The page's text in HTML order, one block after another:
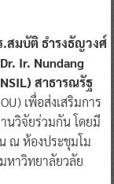
.สมบัติ ธำรงธัญวงศ์
Ir. Nundang
สาธารณรัฐ
เพื่อส่งเสริมการ
นวิจัยร่วมกัน โดยมี
ณ ห้องประชุมโม
หาวิทยาลัยวลัย